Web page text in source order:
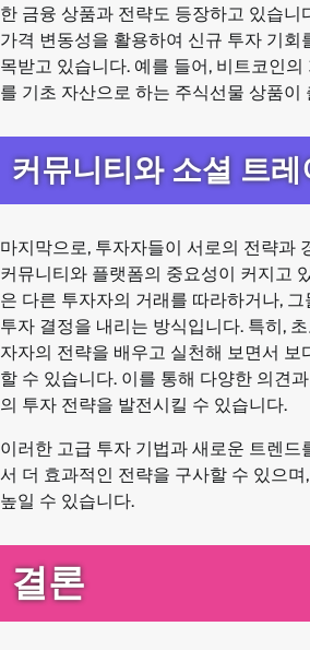
한 금융 상품과 전략도 등장하고 있습니
가격 변동성을 활용하여 신규 투자 기회
목받고 있습니다. 예를 들어, 비트코인의
를 기초 자산으로 하는 주식선물 상품이
커뮤니티와 소셜 트레
마지막으로, 투자자들이 서로의 전략과
커뮤니티와 플랫폼의 중요성이 커지고
은 다른 투자자의 거래를 따라하거나,
투자 결정을 내리는 방식입니다. 특히,
자자의 전략을 배우고 실천해 보면서 보
할 수 있습니다. 이를 통해 다양한 의견
의 투자 전략을 발전시킬 수 있습니다.
이러한 고급 투자 기법과 새로운 트렌드
서 더 효과적인 전략을 구사할 수 있으
높일 수 있습니다.
결론